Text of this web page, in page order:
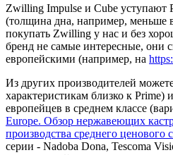
Zwilling Impulse и Cube уступают
(толщина дна, например, меньше
покупать Zwilling у нас и без
бренд не самые интересные, они
европейскими (например, на
Из других производителей
характеристикам близко к Prime)
европейцев в среднем классе
Europe. Обзор нержавеющих
производства среднего ценового
серии - Nadoba Dona, Tescoma